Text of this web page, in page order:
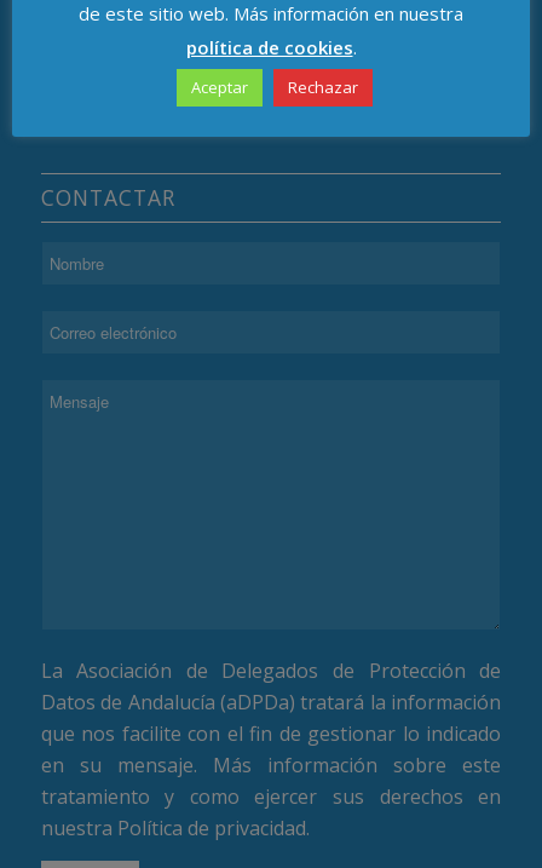
C.P. 41011, Sevilla
CONTACTAR
La Asociación de Delegados de Protección de
Datos de Andalucía (aDPDa) tratará la información
que nos facilite con el fin de gestionar lo indicado
en su mensaje. Más información sobre este
tratamiento y como ejercer sus derechos en
nuestra Política de privacidad.
de este sitio web. Más información en nuestra
política de cookies.
Aceptar Rechazar